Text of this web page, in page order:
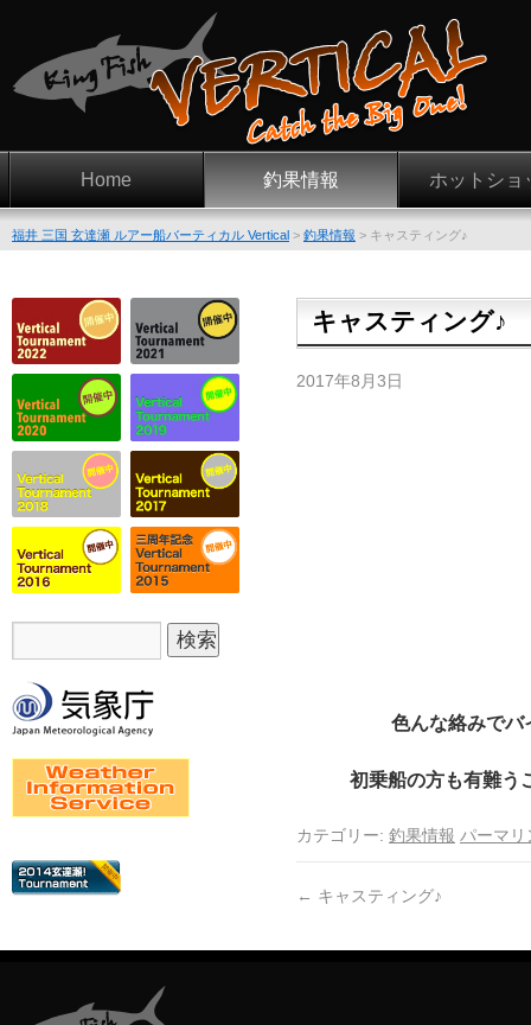
Home 釣果情報 ホットショ
福井 三国 玄達瀬 ルアー船バーティカル Vertical > 釣果情報 > キャスティング♪
キャスティング♪
2017年8月3日
色んな絡みでバ
初乗船の方も有難う
カテゴリー: 釣果情報 パーマリ
← キャスティング♪